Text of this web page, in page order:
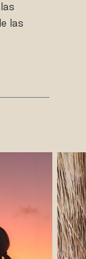
las